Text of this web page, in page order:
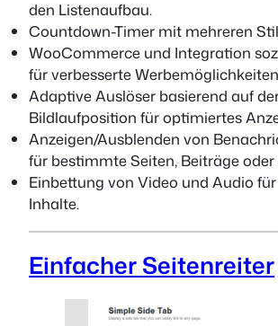
den Listenaufbau.
Countdown-Timer mit mehreren
WooCommerce und Integration
für verbesserte
Adaptive Auslöser basierend auf
Bildlaufposition für optimiertes
Anzeigen/Ausblenden von
für bestimmte Seiten, Beiträge oder
Einbettung von Video und Audio
Inhalte.
Einfacher Seitenreiter